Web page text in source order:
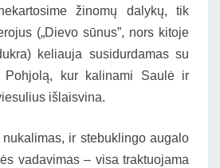
žinomų dalykų, tik
(„Dievo sūnus”, nors kitoje
keliauja susidurdamas su
kur kalinami Saulė ir
išlaisvina.
ir stebuklingo augalo
vadavimas – visa traktuojama